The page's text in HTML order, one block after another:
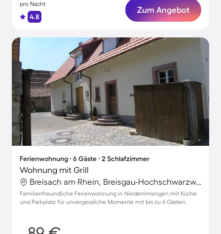
pro Nacht
4.8
Zum Angebot
Ferienwohnung ∙ 6 Gäste ∙ 2 Schlafzimmer
Wohnung mit Grill
Breisach am Rhein, Breisgau-Hochschwarzwald, Deutschland
Familienfreundliche Ferienwohnung in Niederrimsingen mit Küche
und Parkplatz für unvergessliche Momente mit bis zu 6 Gästen